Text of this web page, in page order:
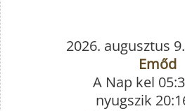
2026. augusztus
Emőd
A Nap kel
nyugszik